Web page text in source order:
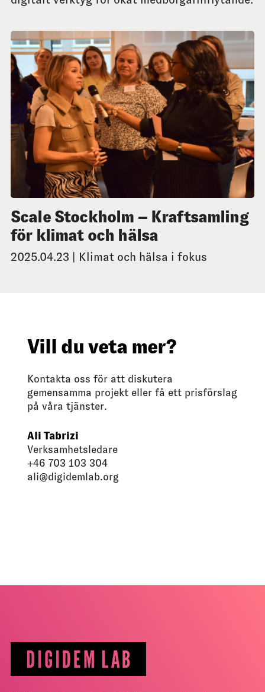
Scale Stockholm – Kraftsamling
för klimat och hälsa
2025.04.23 | Klimat och hälsa i fokus
Vill du veta mer?
Kontakta oss för att diskutera
gemensamma projekt eller få ett prisförslag
på våra tjänster.
Ali Tabrizi
Verksamhetsledare
+46 703 103 304
ali@digidemlab.org